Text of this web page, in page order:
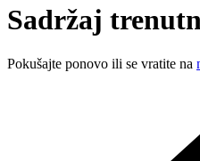
Sadržaj
Pokušajte ponovo ili se vratite na